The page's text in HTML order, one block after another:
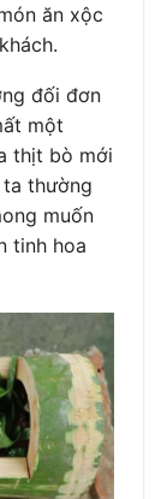
ăn xộc
đối đơn
một
thịt bò mới
thường
muốn
tinh hoa